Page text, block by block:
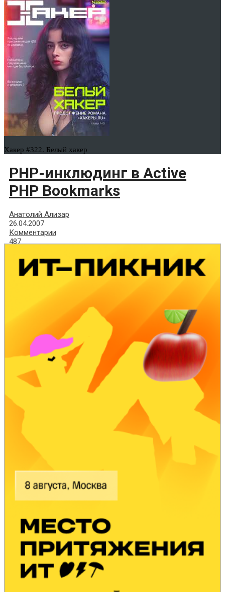
Хакер #322. Белый хакер
PHP-инклюдинг в Active
PHP Bookmarks
Анатолий Ализар
26.04.2007
Комментарии
487